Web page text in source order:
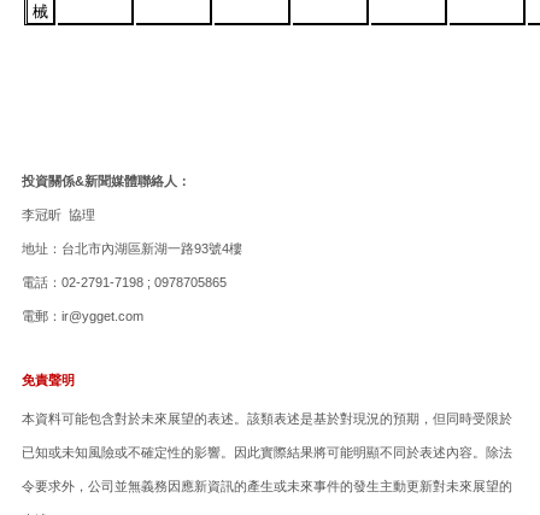
械
投資關係&新聞媒體聯絡人：
李冠昕 協理
地址：台北市內湖區新湖一路93號4樓
電話：02-2791-7198 ; 0978705865
電郵：ir@ygget.com
免責聲明
本資料可能包含對於未來展望的表述。該類表述是基於對現況的預期，但同時受限於
已知或未知風險或不確定性的影響。因此實際結果將可能明顯不同於表述內容。除法
令要求外，公司並無義務因應新資訊的產生或未來事件的發生主動更新對未來展望的